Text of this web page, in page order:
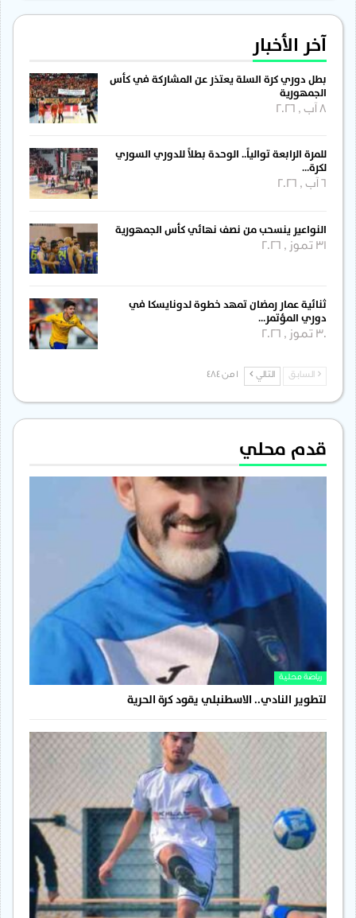
آخر الأخبار
بطل دوري كرة السلة يعتذر عن المشاركة في كأس
الجمهورية
للمرة الرابعة توالياً.. الوحدة بطلاً للدوري السوري
لكرة…
النواعير ينسحب من نصف نهائي كأس الجمهورية
31 تموز , 2026
ثنائية عمار رمضان تمهد خطوة لدونايسكا في
دوري المؤتمر…
30 تموز , 2026
السابق التالي
قدم محلي
رياضة محلية
لتطوير النادي.. الاسطنبلي يقود كرة الحرية